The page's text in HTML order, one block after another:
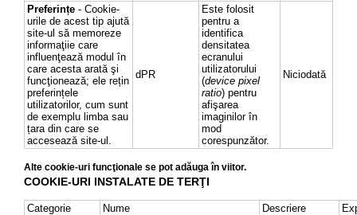
Preferințe - Cookie-
urile de acest tip ajută
site-ul să memoreze
informaţiie care
influenţează modul în
care acesta arată şi
funcţionează; ele rețin
preferințele
utilizatorilor, cum sunt
de exemplu limba sau
țara din care se
accesează site-ul.
dPR
Este folosit
pentru a
identifica
densitatea
ecranului
utilizatorului
(device pixel
ratio) pentru
afişarea
imaginilor în
mod
corespunzător.
Niciodată
Alte cookie-uri funcţionale se pot adăuga în viitor.
COOKIE-URI INSTALATE DE TERŢI
Categorie Nume Descriere